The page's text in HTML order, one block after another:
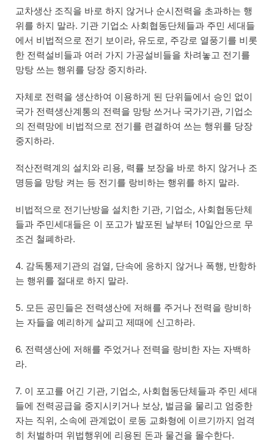
교차생산 조직을 바로 하지 않거나 순시전력을 초과하는 행
위를 하지 말라. 기관 기업소 사회협동단체들과 주민 세대들
에서 비법적으로 전기 보이라, 유도로, 주강로 열풍기를 비롯
한 전력설비들과 여러 가지 가공설비들을 차려놓고 전기를
망탕 쓰는 행위를 당장 중지하라.
자체로 전력을 생산하여 이용하게 된 단위들에서 승인 없이
국가 전력생산계통의 전력을 망탕 쓰거나 국가기관, 기업소
의 전력망에 비법적으로 전기를 련결하여 쓰는 행위를 당장
중지하라.
적산전력계의 설치와 리용, 력률 보장을 바로 하지 않거나 조
명등을 망탕 켜는 등 전기를 랑비하는 행위를 하지 말라.
비법적으로 전기난방을 설치한 기관, 기업소, 사회협동단체
들과 주민세대들은 이 포고가 발포된 날부터 10일안으로 무
조건 철폐하라.
4. 감독통제기관의 검열, 단속에 응하지 않거나 폭행, 반항하
는 행위를 절대로 하지 말라.
5. 모든 공민들은 전력생산에 저해를 주거나 전력을 랑비하
는 자들을 예리하게 살피고 제때에 신고하라.
6. 전력생산에 저해를 주었거나 전력을 랑비한 자는 자백하
라.
7. 이 포고를 어긴 기관, 기업소, 사회협동단체들과 주민 세대
들에 전력공급을 중지시키거나 보상, 벌금을 물리고 엄중한
자는 직위, 소속에 관계없이 로동 교화형에 이르기까지 엄격
히 처벌하며 위법행위에 리용된 돈과 물건을 몰수한다.